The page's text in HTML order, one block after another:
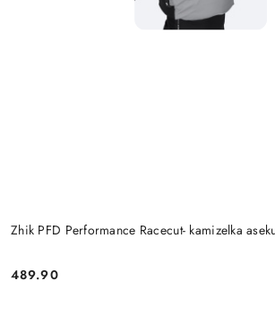
Zhik PFD Performance Racecut- kamizelka
Cena:
489.90